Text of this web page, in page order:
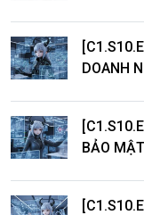
DOANH
BẢO